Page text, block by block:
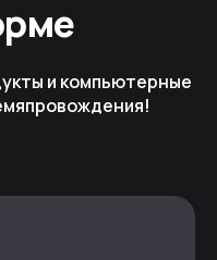
и компьютерные